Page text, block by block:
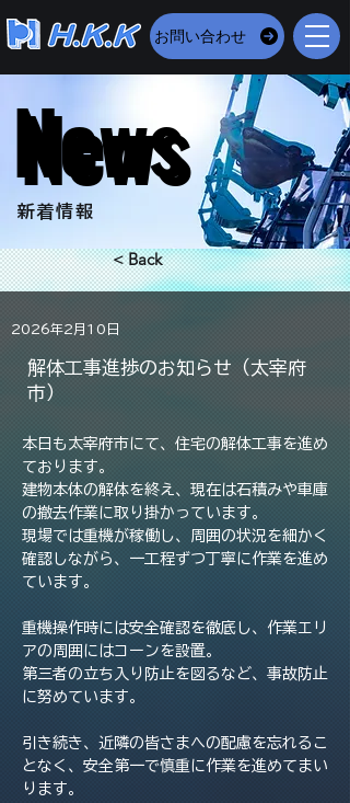
お問い合わせ
News
News
​新着情報
< Back
2026年2月10日
解体工事進捗のお知らせ（太宰府
市）
本日も太宰府市にて、住宅の解体工事を進め
ております。
建物本体の解体を終え、現在は石積みや車庫
の撤去作業に取り掛かっています。
現場では重機が稼働し、周囲の状況を細かく
確認しながら、一工程ずつ丁寧に作業を進め
ています。
重機操作時には安全確認を徹底し、作業エリ
アの周囲にはコーンを設置。
第三者の立ち入り防止を図るなど、事故防止
に努めています。
引き続き、近隣の皆さまへの配慮を忘れるこ
となく、安全第一で慎重に作業を進めてまい
ります。